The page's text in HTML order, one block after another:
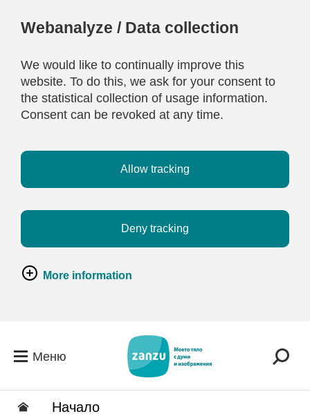
Webanalyze / Data collection
We would like to continually improve this
website. To do this, we ask for your consent to
the statistical collection of usage information.
Consent can be revoked at any time.
Allow tracking
Deny tracking
More information
Меню
Hачало